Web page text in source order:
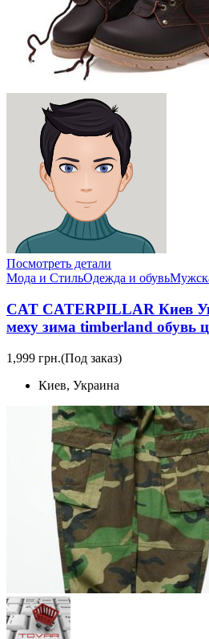
Посмотреть детали
Мода и СтильОдежда и обувь
CAT CATERPILLAR Киев
меху зима timberland обувь
1,999 грн.(Под заказ)
Киев, Украина